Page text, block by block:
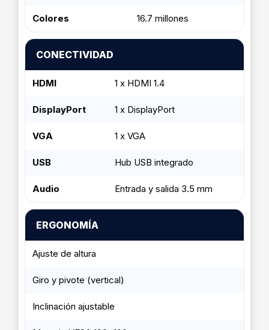
Colores 16.7 millones
CONECTIVIDAD
HDMI 1 x HDMI 1.4
DisplayPort 1 x DisplayPort
VGA 1 x VGA
USB Hub USB integrado
Audio Entrada y salida 3.5 mm
ERGONOMÍA
Ajuste de altura
Giro y pivote (vertical)
Inclinación ajustable